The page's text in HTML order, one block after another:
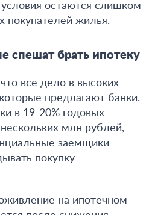
остаются слишком
покупателей жилья.
спешат брать ипотеку
все дело в высоких
предлагают банки.
в 19-20% годовых
млн рублей,
заемщики
покупку
на ипотечном